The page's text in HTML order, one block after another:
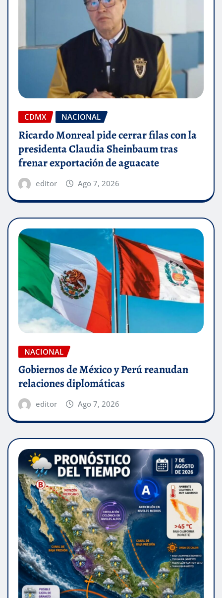
CDMX NACIONAL
Ricardo Monreal pide cerrar filas con la
presidenta Claudia Sheinbaum tras
frenar exportación de aguacate
editor Ago 7, 2026
NACIONAL
Gobiernos de México y Perú reanudan
relaciones diplomáticas
editor Ago 7, 2026